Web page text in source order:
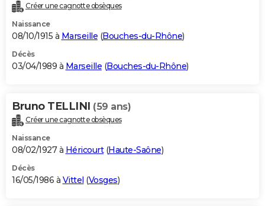
Créer une cagnotte obsèques
Naissance
08/10/1915 à Marseille (Bouches-du-Rhône)
Décès
03/04/1989 à Marseille (Bouches-du-Rhône)
Bruno TELLINI (59 ans)
Créer une cagnotte obsèques
Naissance
08/02/1927 à Héricourt(Haute-Saône)
Décès
16/05/1986 à Vittel (Vosges)